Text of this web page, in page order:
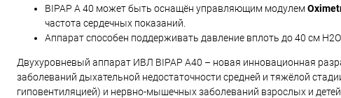
BIPAP A 40 может быть оснащён управляющим модулем
частота сердечных показаний.
Аппарат способен поддерживать давление вплоть до 40 см H2O.
Двухуровневый аппарат ИВЛ BIPAP A40 – новая инновационная
заболеваний дыхательной недостаточности средней и тяжёлой
гиповентиляцией) и нервно-мышечных заболеваний взрослых и